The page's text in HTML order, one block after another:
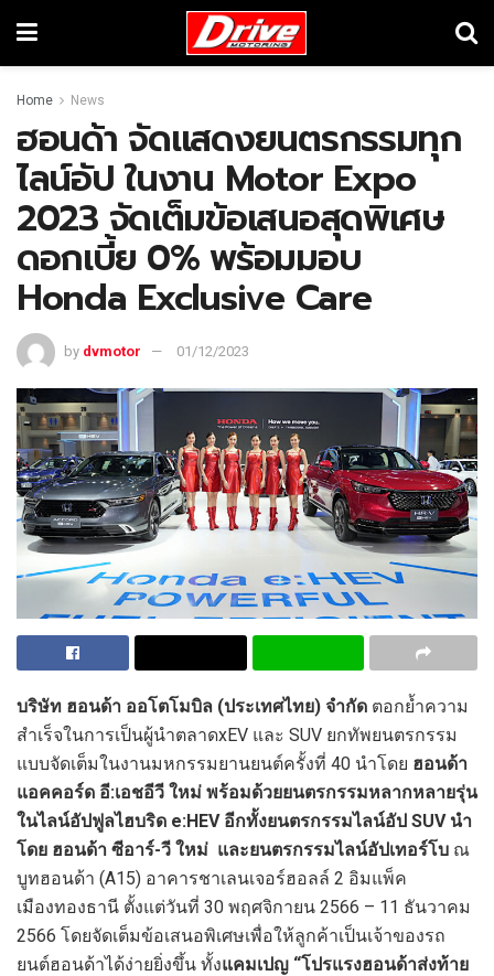
Home News
ฮอนด้า จัดแสดงยนตรกรรมทุก
ไลน์อัป ในงาน Motor Expo
2023 จัดเต็มข้อเสนอสุดพิเศษ
ดอกเบี้ย 0% พร้อมมอบ
Honda Exclusive Care
by dvmotor 01/12/2023
บริษัท ฮอนด้า ออโตโมบิล (ประเทศไทย) จำกัด ตอกย้ำความ
สำเร็จในการเป็นผู้นำตลาดxEV และ SUV ยกทัพยนตรกรรม
แบบจัดเต็มในงานมหกรรมยานยนต์ครั้งที่ 40 นำโดย ฮอนด้า
แอคคอร์ด อี:เอชอีวี ใหม่ พร้อมด้วยยนตรกรรมหลากหลายรุ่น
ในไลน์อัปฟูลไฮบริด e:HEV อีกทั้งยนตรกรรมไลน์อัป SUV นำ
โดย ฮอนด้า ซีอาร์-วี ใหม่ และยนตรกรรมไลน์อัปเทอร์โบ ณ
บูทฮอนด้า (A15) อาคารชาเลนเจอร์ฮอลล์ 2 อิมแพ็ค
เมืองทองธานี ตั้งแต่วันที่ 30 พฤศจิกายน 2566 – 11 ธันวาคม
2566 โดยจัดเต็มข้อเสนอพิเศษเพื่อให้ลูกค้าเป็นเจ้าของรถ
ยนต์ฮอนด้าได้ง่ายยิ่งขึ้น ทั้งแคมเปญ “โปรแรงฮอนด้าส่งท้าย